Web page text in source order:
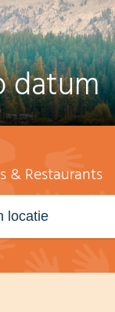
datum
& Restaurants